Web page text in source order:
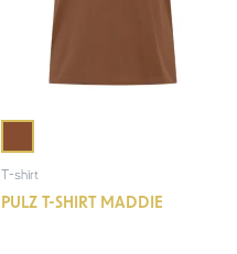
T-shirt
PULZ T-SHIRT MADDIE